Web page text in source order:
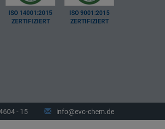
ISO 14001:2015
ZERTIFIZIERT
ISO 9001:2015
ZERTIFIZIERT
- 15 info@evo-chem.de